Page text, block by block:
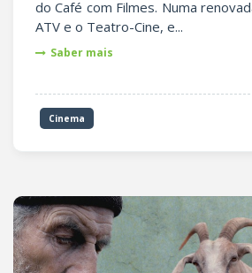
do Café com Filmes. Numa
ATV e o Teatro-Cine, e...
Saber mais
Cinema